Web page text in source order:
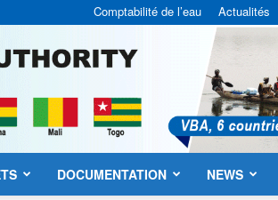
Comptabilité de l’eau Actualités
DOCUMENTATION NEWS